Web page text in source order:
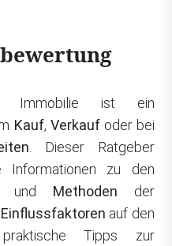
Immobilie ist ein
Kauf, Verkaufoder bei
. Dieser Ratgeber
Informationen zu den
und Methoden der
Einflussfaktoren auf den
Tipps zur